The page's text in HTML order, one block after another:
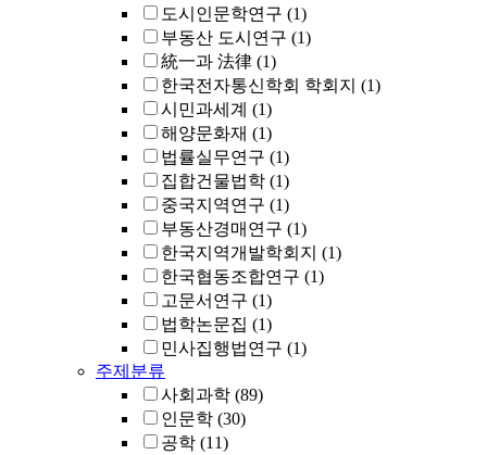
도시인문학연구 (1)
부동산 도시연구 (1)
統一과 法律 (1)
한국전자통신학회 학회지 (1)
시민과세계 (1)
해양문화재 (1)
법률실무연구 (1)
집합건물법학 (1)
중국지역연구 (1)
부동산경매연구 (1)
한국지역개발학회지 (1)
한국협동조합연구 (1)
고문서연구 (1)
법학논문집 (1)
민사집행법연구 (1)
주제분류
사회과학 (89)
인문학 (30)
공학 (11)